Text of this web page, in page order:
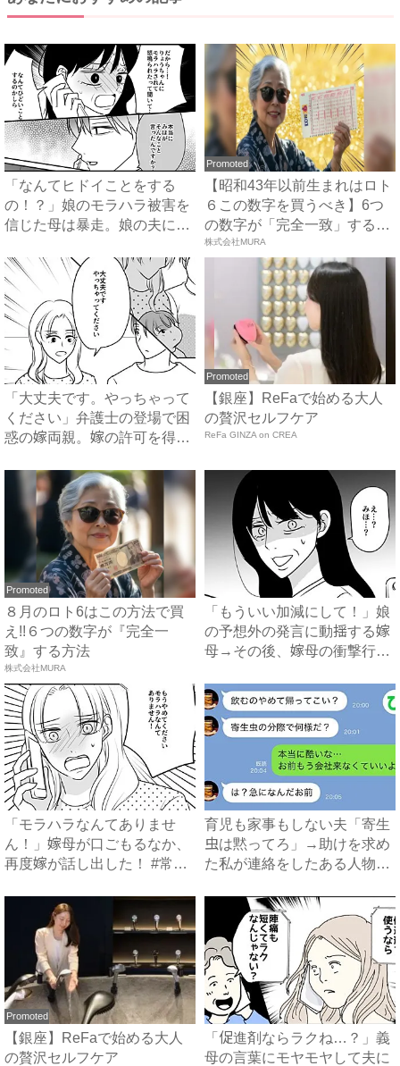
「なんてヒドイことをする
の！？」娘のモラハラ被害を
信じた母は暴走。娘の夫に電
Promoted
【昭和43年以前生まれはロト
６この数字を買うべき】6つ
の数字が「完全一致」する
方...
株式会社MURA
「大丈夫です。やっちゃって
ください」弁護士の登場で困
惑の嫁両親。嫁の許可を得た
Promoted
【銀座】ReFaで始める大人
の贅沢セルフケア
ReFa GINZA on CREA
Promoted
８月のロト6はこの方法で買
え!!６つの数字が『完全一
致』する方法
株式会社MURA
「もういい加減にして！」娘
の予想外の発言に動揺する嫁
母→その後、嫁母の衝撃行動
「モラハラなんてありませ
ん！」嫁母が口ごもるなか、
再度嫁が話し出した！ #常識
育児も家事もしない夫「寄生
虫は黙ってろ」→助けを求め
た私が連絡をしたある人物と
Promoted
【銀座】ReFaで始める大人
の贅沢セルフケア
「促進剤ならラクね…？」義
母の言葉にモヤモヤして夫に